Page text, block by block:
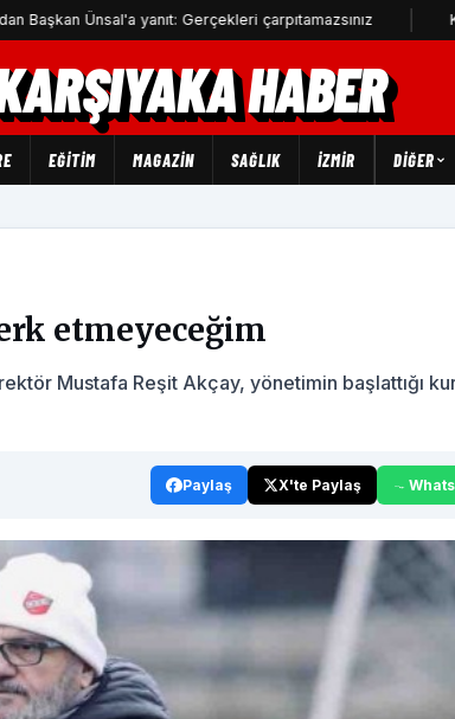
yanıt: Gerçekleri çarpıtamazsınız
HABER
EĞİTİM MAGAZİN SAĞLIK İZMİR DIĞER
etmeyeceğim
Mustafa Reşit Akçay, yönetimin başlattığı
Paylaş X'te Paylaş